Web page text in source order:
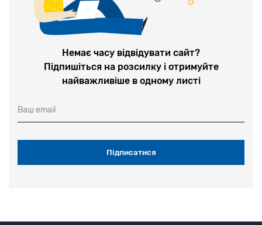
Немає часу відвідувати сайт?
Підпишіться на розсилку і отримуйте
найважливіше в одному листі
Ваш email